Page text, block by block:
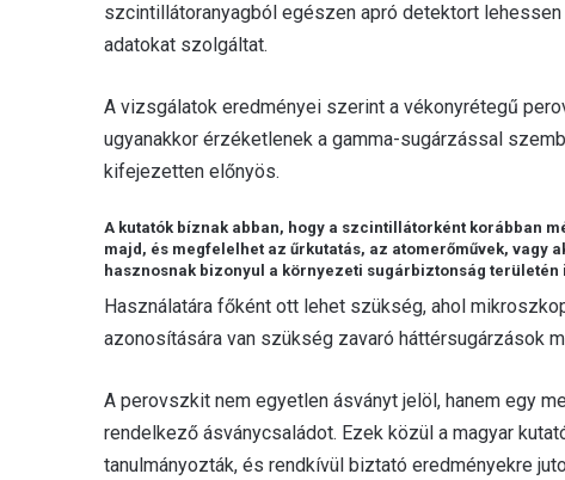
szcintillátoranyagból egészen apró detektort
adatokat szolgáltat.
A vizsgálatok eredményei szerint a vékonyrétegű
ugyanakkor érzéketlenek a gamma-sugárzással
kifejezetten előnyös.
A kutatók bíznak abban, hogy a szcintillátorként korábban
majd, és megfelelhet az űrkutatás, az atomerőművek,
hasznosnak bizonyul a környezeti sugárbiztonság területén
Használatára főként ott lehet szükség, ahol
azonosítására van szükség zavaró háttérsugárzások
A perovszkit nem egyetlen ásványt jelöl, hanem egy
rendelkező ásványcsaládot. Ezek közül a magyar
tanulmányozták, és rendkívül biztató eredményekre